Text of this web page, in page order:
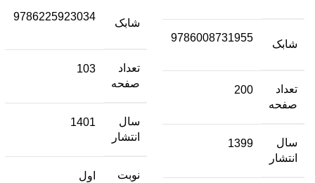
شابک
9786008731955
تعداد
صفحه
200
سال
انتشار
1399
شابک
9786225923034
تعداد
صفحه
103
سال
انتشار
1401
نوبت اول